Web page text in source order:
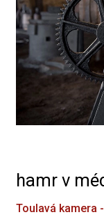
hamr v
Toulavá kamera